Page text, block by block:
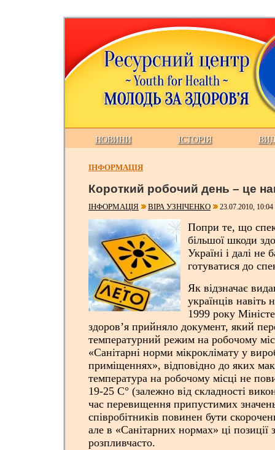
НОВИНИ ІСТОРІЯ
ІНФОРМАЦІЯ
Короткий робочий день – це
ІНФОРМАЦІЯ ВІРА УЗНІЧЕНКО 23.07.2010, 10:04
Попри те, що
більшої шкоди
Україні і далі не
готуватися до
Як відзначає
українців
1999 року
здоров’я прийняло документ, який
температурний режим на робочому
«Санітарні норми мікроклімату у
приміщеннях», відповідно до яких
температура на робочому місці не
19-25 С° (залежно від складності
час перевищення припустимих
співробітників повинен бути
але в «Санітарних нормах» ці позиції
розпливчасто.